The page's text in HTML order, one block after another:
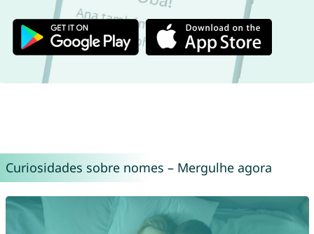
Curiosidades sobre nomes – Mergulhe agora